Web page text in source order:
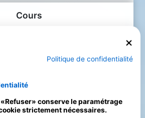
Cours
Politique de confidentialité
conserve le paramétrage
strictement nécessaires.